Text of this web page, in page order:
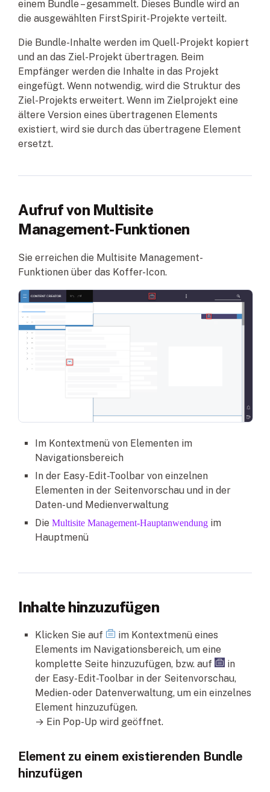
einem Bundle – gesammelt. Dieses Bundle wird an
die ausgewählten FirstSpirit-Projekte verteilt.
Die Bundle-Inhalte werden im Quell-Projekt kopiert
und an das Ziel-Projekt übertragen. Beim
Empfänger werden die Inhalte in das Projekt
eingefügt. Wenn notwendig, wird die Struktur des
Ziel-Projekts erweitert. Wenn im Zielprojekt eine
ältere Version eines übertragenen Elements
existiert, wird sie durch das übertragene Element
ersetzt.
Aufruf von Multisite
Management-Funktionen
Sie erreichen die Multisite Management-
Funktionen über das Koffer-Icon.
Im Kontextmenü von Elementen im
Navigationsbereich
In der Easy-Edit-Toolbar von einzelnen
Elementen in der Seitenvorschau und in der
Daten- und Medienverwaltung
Die Multisite Management-Hauptanwendung im
Hauptmenü
Inhalte hinzuzufügen
Klicken Sie auf
im Kontextmenü eines
Elements im Navigationsbereich, um eine
komplette Seite hinzuzufügen, bzw. auf
in
der Easy-Edit-Toolbar in der Seitenvorschau,
Medien- oder Datenverwaltung, um ein einzelnes
Element hinzuzufügen.
→ Ein Pop-Up wird geöffnet.
Element zu einem existierenden Bundle
hinzufügen